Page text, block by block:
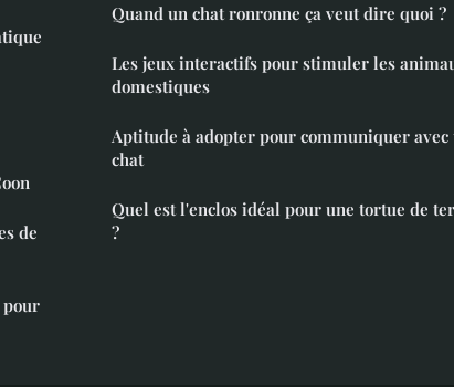
de
pour
Quand un chat ronronne ça veut dire quoi ?
Les jeux interactifs pour stimuler les
domestiques
Aptitude à adopter pour communiquer avec
chat
Quel est l'enclos idéal pour une tortue de
?